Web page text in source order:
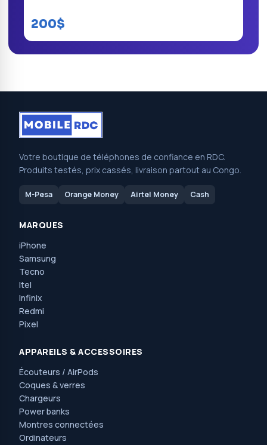
200$
Votre boutique de téléphones de confiance en RDC.
Produits testés, prix cassés, livraison partout au Congo.
M-Pesa Orange Money Airtel Money Cash
MARQUES
iPhone
Samsung
Tecno
Itel
Infinix
Redmi
Pixel
APPAREILS & ACCESSOIRES
Écouteurs / AirPods
Coques & verres
Chargeurs
Power banks
Montres connectées
Ordinateurs